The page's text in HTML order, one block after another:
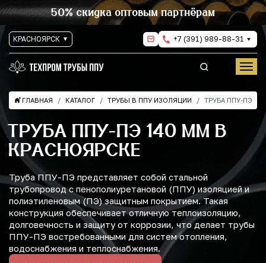
50% скидка оптовым партнёрам
КРАСНОЯРСК +7 (391) 989-88-31
ГЛАВНАЯ КАТАЛОГ ТРУБЫ В ППУ ИЗОЛЯЦИИ ТРУБА ППУ-ПЭ
ТРУБА ППУ-ПЭ 140 ММ В
КРАСНОЯРСКЕ
Труба ППУ-ПЭ представляет собой стальной
трубопровод с пенополиуретановой (ППУ) изоляцией и
полиэтиленовым (ПЭ) защитным покрытием. Такая
конструкция обеспечивает отличную теплоизоляцию,
долговечность и защиту от коррозии, что делает трубы
ППУ-ПЭ востребованными для систем отопления,
водоснабжения и теплоснабжения.